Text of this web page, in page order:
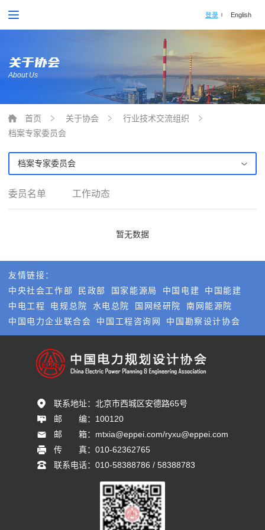
登录 English
关于协会
About Us
首页 关于协会
行业技术交流组织
档案专家委员会
档案专家委员会
委员名单 工作动态
暂无数据
友情链接：
中央社会工作部
民政部 国家能源局 中国电建
中国能建
中电工程
电规总院 水电总院 国网经研院
南网能源院
中国电力企业联合会
中国工程咨询网 中国勘察设计协会
联系地址： 北京市西城区安德路65号
邮       编： 100120
邮       箱： mtxia@eppei.com/ryxu@eppei.com
传       真： 010-62362765
联系电话： 010-58388786 / 58388783